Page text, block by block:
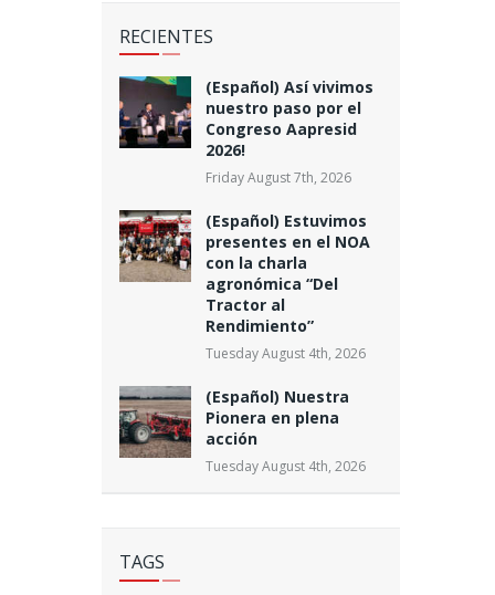
RECIENTES
(Español) Así vivimos
nuestro paso por el
Congreso Aapresid
2026!
Friday August 7th, 2026
(Español) Estuvimos
presentes en el NOA
con la charla
agronómica “Del
Tractor al
Rendimiento”
Tuesday August 4th, 2026
(Español) Nuestra
Pionera en plena
acción
Tuesday August 4th, 2026
TAGS